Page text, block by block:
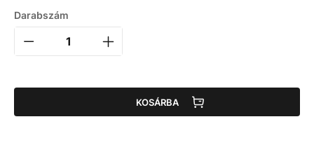
Darabszám
KOSÁRBA